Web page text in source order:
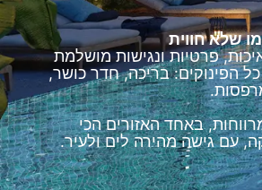
שלא חווית
פרטיות ונגישות מושלמת
הפינוקים: בריכה, חדר כושר,
באחד האזורים הכי
עם גישה מהירה לים ולעיר.